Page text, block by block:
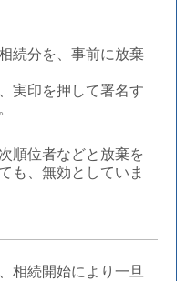
続分を、事前に放棄
実印を押して署名す
順位者などと放棄を
も、無効としていま
相続開始により一旦